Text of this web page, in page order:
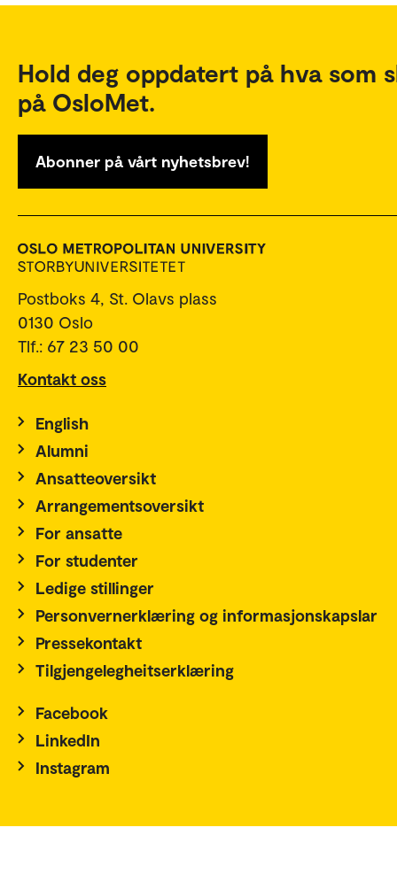
Hold deg oppdatert på hva som
på OsloMet.
Abonner på vårt nyhetsbrev!
Postboks 4, St. Olavs plass
0130 Oslo
Tlf.: 67 23 50 00
Kontakt oss
English
Alumni
Ansatteoversikt
Arrangementsoversikt
For ansatte
For studenter
Ledige stillinger
Personvernerklæring og informasjonskapslar
Pressekontakt
Tilgjengelegheitserklæring
Facebook
LinkedIn
Instagram